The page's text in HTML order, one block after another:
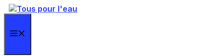
Aller